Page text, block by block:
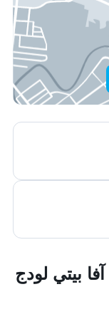
بيتي لودج